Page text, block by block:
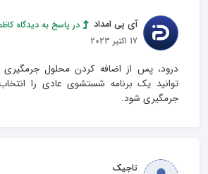
آی پی امداد
در پاسخ به دیدگاه
17 اکتبر 2023
درود، پس از اضافه کردن محلول
توانید یک برنامه شستشوی عادی را انتخاب
جرمگیری شود.
تاجیک